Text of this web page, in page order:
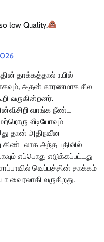
low Quality.
தாக்கத்தால் ரயில்
அதன் காரணமாக சில
வருகின்றனர்.
வாங்க நீண்ட
வீடியோவும்
தான் அதிநவீன
கிண்டலாக அந்த பதிவில்
எப்பொது எடுக்கப்பட்டது
வெப்பத்தின் தாக்கம்
வைரலாகி வருகிறது.